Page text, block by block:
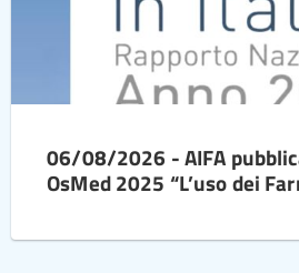
06/08/2026 - AIFA
OsMed 2025 “L’uso dei